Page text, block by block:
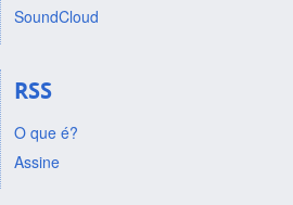
SoundCloud
RSS
O que é?
Assine